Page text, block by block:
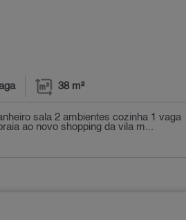
38 m²
sala 2 ambientes cozinha 1 vaga
ao novo shopping da vila m...